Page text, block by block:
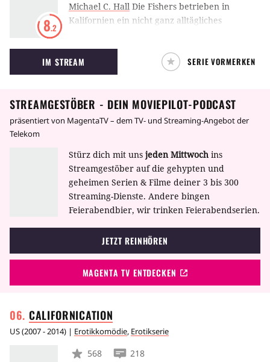
Amerika.
8.2
Michael C. Hall Die Fishers betrieben in
Kalifornien ein nicht ganz alltägliches
Beerdigungsinstitut. Nachdem
Familienoberhaupt Nathaniel Fisher auf dem
Weg zum Flughafen, wo er seinen Sohn Nate
Leben kam, gerät das nach außen hin heile
Familienbild kräftig aus dem Lot.
IM STREAM SERIE VORMERKEN
STREAMGESTÖBER - DEIN MOVIEPILOT-PODCAST
präsentiert von MagentaTV – dem TV- und Streaming-Angebot der
Telekom
Stürz dich mit uns jeden Mittwoch ins
Streamgestöber auf die gehypten und
geheimen Serien & Filme deiner 3 bis 300
Streaming-Dienste. Andere bingen
Feierabendbier, wir trinken Feierabendserien.
JETZT REINHÖREN
MAGENTA TV ENTDECKEN
CALIFORNICATION
US(2007 - 2014) | Erotikkomödie, Erotikserie
568 218